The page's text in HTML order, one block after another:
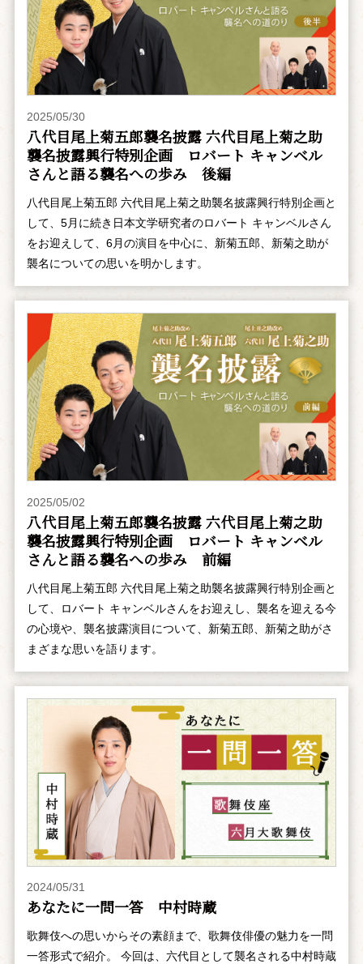
2025/05/30
八代目尾上菊五郎襲名披露 六代目尾上菊之助
襲名披露興行特別企画 ――ロバート キャンベル
さんと語る襲名への歩み 後編
八代目尾上菊五郎 六代目尾上菊之助襲名披露興行特別企画と
して、5月に続き日本文学研究者のロバート キャンベルさん
をお迎えして、6月の演目を中心に、新菊五郎、新菊之助が
襲名についての思いを明かします。
2025/05/02
八代目尾上菊五郎襲名披露 六代目尾上菊之助
襲名披露興行特別企画 ――ロバート キャンベル
さんと語る襲名への歩み 前編
八代目尾上菊五郎 六代目尾上菊之助襲名披露興行特別企画と
して、ロバート キャンベルさんをお迎えし、襲名を迎える今
の心境や、襲名披露演目について、新菊五郎、新菊之助がさ
まざまな思いを語ります。
2024/05/31
あなたに一問一答 中村時蔵
歌舞伎への思いからその素顔まで、歌舞伎俳優の魅力を一問
一答形式で紹介。 今回は、六代目として襲名される中村時蔵